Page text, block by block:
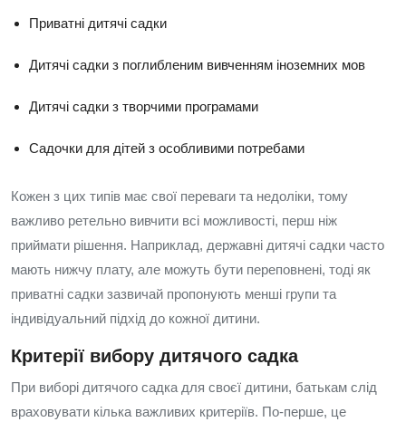
Приватні дитячі садки
Дитячі садки з поглибленим вивченням іноземних мов
Дитячі садки з творчими програмами
Садочки для дітей з особливими потребами
Кожен з цих типів має свої переваги та недоліки, тому
важливо ретельно вивчити всі можливості, перш ніж
приймати рішення. Наприклад, державні дитячі садки часто
мають нижчу плату, але можуть бути переповнені, тоді як
приватні садки зазвичай пропонують менші групи та
індивідуальний підхід до кожної дитини.
Критерії вибору дитячого садка
При виборі дитячого садка для своєї дитини, батькам слід
враховувати кілька важливих критеріїв. По-перше, це